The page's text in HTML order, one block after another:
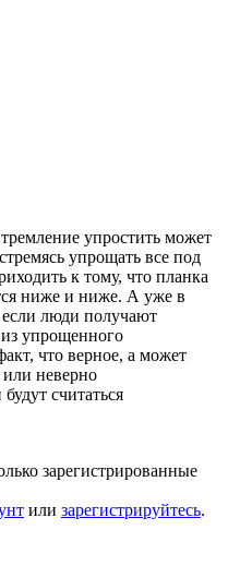
упростить может
упрощать все под
к тому, что планка
ниже и ниже. А уже в
люди получают
упрощенного
что верное, а может
или неверно
считаться
зарегистрированные
или зарегистрируйтесь.